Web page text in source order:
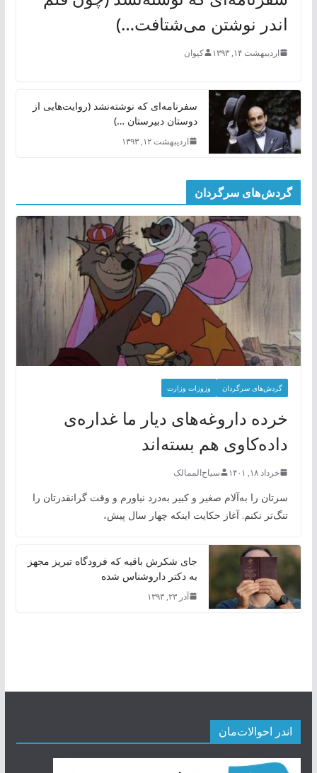
اندر نوشتن می‌شتافت…)
اردیبهشت ۱۴, ۱۳۹۳ کیوان
سفرنامه‌ای که نوشته‌نشد (روایت‌هایی از
دوستان دبیرستان …)
اردیبهشت ۱۲, ۱۳۹۳
گردش‌های سرگردان
گردش‌های سرگردان وزوزات وزارت
خرده داروغه‌های دیار ما غداره‌ی
داده‌کاوی هم بسته‌اند
خرداد ۱۸, ۱۴۰۱ سیاح‌الممالک
سرتان را به‌آلام صغیر و کبیر به‌درد نیاورم و وقت گرانقدرتان را
تنگ‌تر نکنم. آغاز حکایت اینکه چهار سال پیش،
جای شکرش باقیه که فرودگاه تبریز مجهز
به دکتر داروشناس شده
آذر ۲۳, ۱۳۹۳
اندر احوالات‌مان